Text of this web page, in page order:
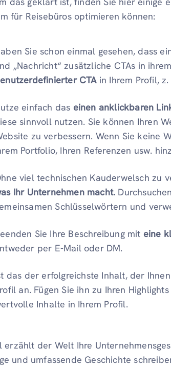
für Reisebüros optimieren können:
Sie schon einmal gesehen, dass
„Nachricht“ zusätzliche CTAs in
CTAin Ihrem Profil, z.
einfach das einen anklickbaren
sinnvoll nutzen. Sie können Ihren
zu verbessern. Wenn Sie keine
Portfolio, Ihren Referenzen usw.
viel technischen Kauderwelsch zu
Ihr Unternehmen macht.
Schlüsselwörtern und
Sie Ihre Beschreibung mit eine
per E-Mail oder DM.
das der erfolgreichste Inhalt, der
an. Fügen Sie ihn zu Ihren
Inhalte in Ihrem Profil.
erzählt der Welt Ihre
und umfassende Geschichte